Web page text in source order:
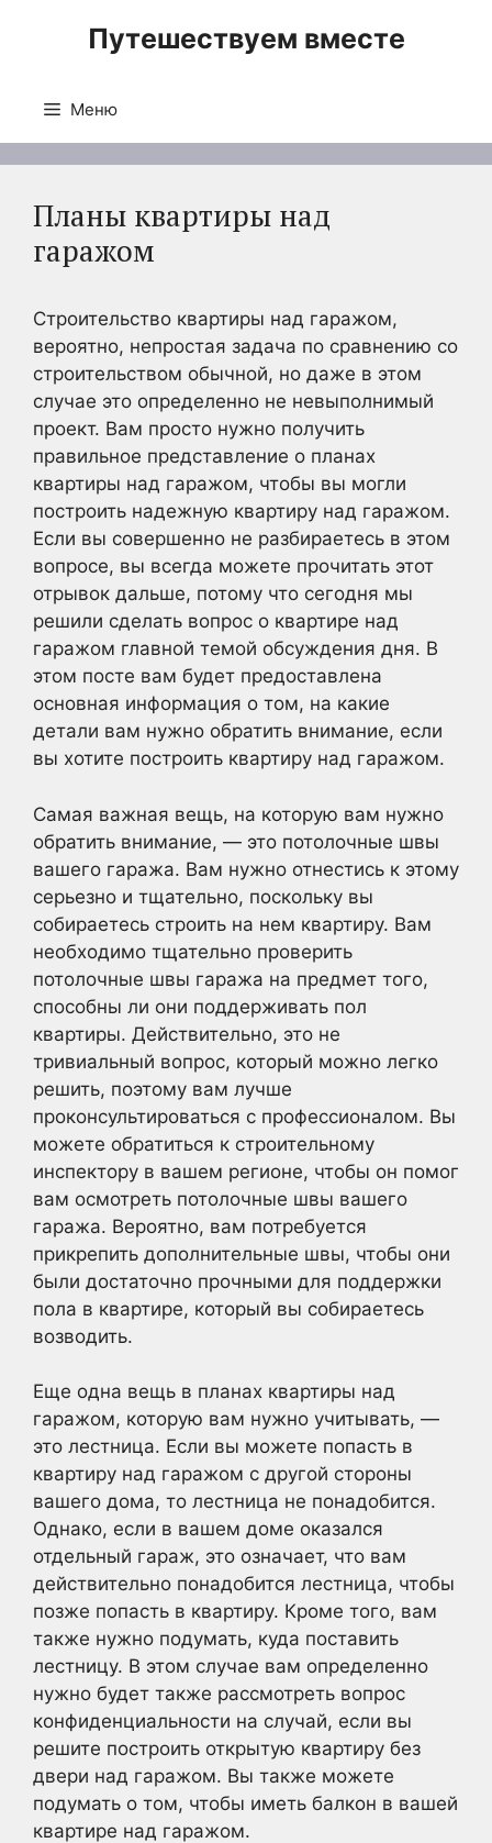
Путешествуем вместе
Меню
Планы квартиры над
гаражом
Строительство квартиры над гаражом,
вероятно, непростая задача по сравнению со
строительством обычной, но даже в этом
случае это определенно не невыполнимый
проект. Вам просто нужно получить
правильное представление о планах
квартиры над гаражом, чтобы вы могли
построить надежную квартиру над гаражом.
Если вы совершенно не разбираетесь в этом
вопросе, вы всегда можете прочитать этот
отрывок дальше, потому что сегодня мы
решили сделать вопрос о квартире над
гаражом главной темой обсуждения дня. В
этом посте вам будет предоставлена
основная информация о том, на какие
детали вам нужно обратить внимание, если
вы хотите построить квартиру над гаражом.
Самая важная вещь, на которую вам нужно
обратить внимание, — это потолочные швы
вашего гаража. Вам нужно отнестись к этому
серьезно и тщательно, поскольку вы
собираетесь строить на нем квартиру. Вам
необходимо тщательно проверить
потолочные швы гаража на предмет того,
способны ли они поддерживать пол
квартиры. Действительно, это не
тривиальный вопрос, который можно легко
решить, поэтому вам лучше
проконсультироваться с профессионалом. Вы
можете обратиться к строительному
инспектору в вашем регионе, чтобы он помог
вам осмотреть потолочные швы вашего
гаража. Вероятно, вам потребуется
прикрепить дополнительные швы, чтобы они
были достаточно прочными для поддержки
пола в квартире, который вы собираетесь
возводить.
Еще одна вещь в планах квартиры над
гаражом, которую вам нужно учитывать, —
это лестница. Если вы можете попасть в
квартиру над гаражом с другой стороны
вашего дома, то лестница не понадобится.
Однако, если в вашем доме оказался
отдельный гараж, это означает, что вам
действительно понадобится лестница, чтобы
позже попасть в квартиру. Кроме того, вам
также нужно подумать, куда поставить
лестницу. В этом случае вам определенно
нужно будет также рассмотреть вопрос
конфиденциальности на случай, если вы
решите построить открытую квартиру без
двери над гаражом. Вы также можете
подумать о том, чтобы иметь балкон в вашей
квартире над гаражом.